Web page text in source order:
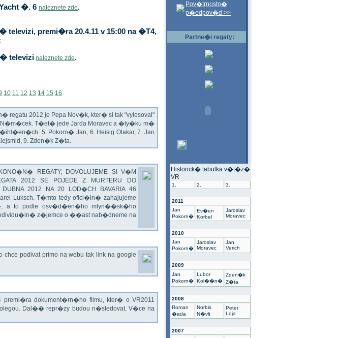
�. 6 naleznete zde.
premi�ra 20.4.11 v 15:00 na �T4,
televizi naleznete zde.
10 11 12 13 14 15 16
2012 je Pepa Nov�k, kter� si tak "vylosoval"
T�et� jede Jarda Moravec a �ty�ku m�
5. Pokorn� Jan, 6. Heisig Otakar, 7. Jan
9. Zden�k Z�ta.
REGATY, DOVOLUJEME SI V�M
2012 SE POJEDE Z MURTERU DO
2012 NA 20 LOD�CH BAVARIA 46
Luksch. T�mto tedy ofici�ln� zahajujeme
a to podle osv�d�en�ho mlyn��sk�ho
z�jemce o ��ast nab�dneme na
podivat primo na webu tak link na google
premi�ra dokument�rn�ho filmu, kter� o VR2011
Dal�� repr�zy budou n�sledovat. V�ce na
Pov�trnostn�
p�edpov�d >>
Partne�i regaty:
Historick� tabulka v�t�z�
VR
1. 2. 3.
2011
Jan
Pokorn�
Ev�en
Korbel
Jaroslav
Moravec
2010
Jan
Pokorn�
Jaroslav
Moravec
Jan
Verich
2009
Jan
Pokorn�
Lubor
Kol��n�
Zden�k
Z�ta
2008
Roman
�ada
Norbis
N�vlt
Peter
Loja
2007